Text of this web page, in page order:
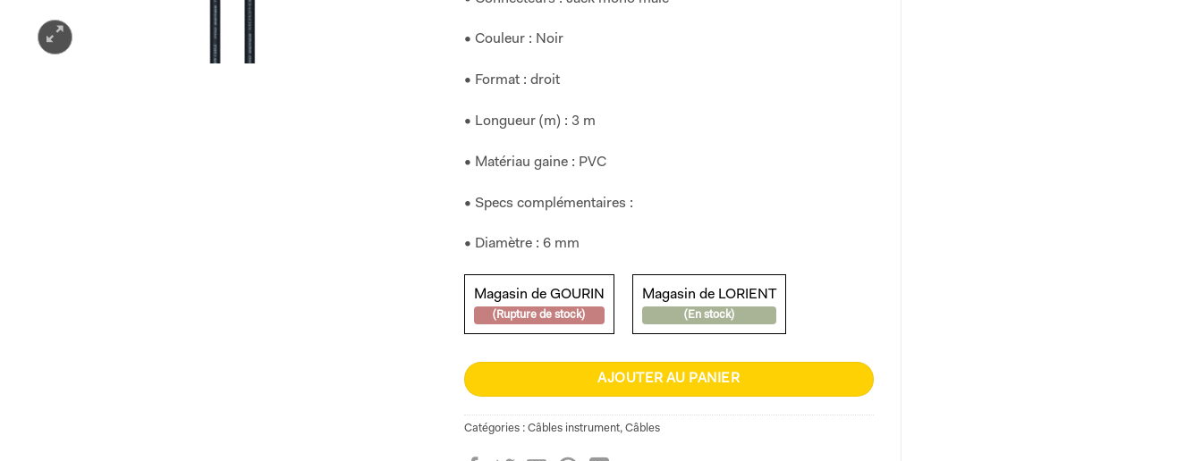
• Couleur : Noir
• Format : droit
• Longueur (m) : 3 m
• Matériau gaine : PVC
• Specs complémentaires :
• Diamètre : 6 mm
Magasin de GOURIN
(Rupture de stock)
Magasin de LORIENT
(En stock)
AJOUTER AU PANIER
Catégories : Câbles instrument, Câbles